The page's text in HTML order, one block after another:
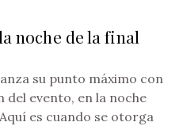
noche de la final
su punto máximo con
del evento, en la noche
es cuando se otorga